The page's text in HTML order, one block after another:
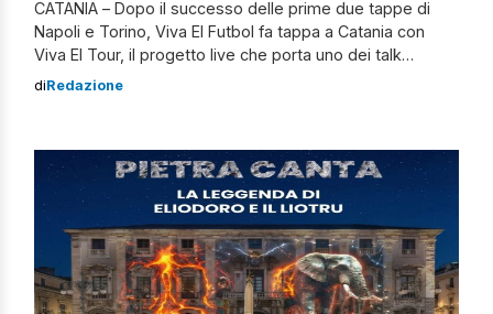
CATANIA – Dopo il successo delle prime due tappe di
Napoli e Torino, Viva El Futbol fa tappa a Catania con
Viva El Tour, il progetto live che porta uno dei talk
sportivi più seguiti del web direttamente a teatro.
diRedazione